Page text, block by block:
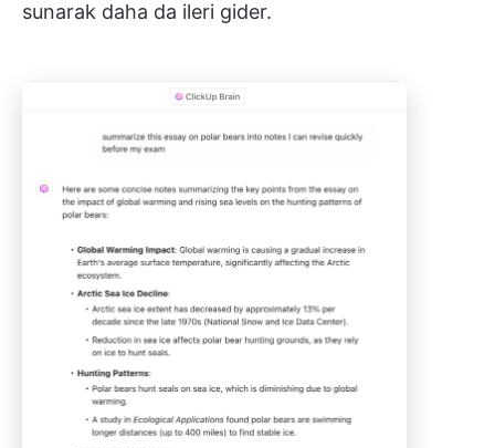
sunarak daha da ileri gider.